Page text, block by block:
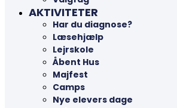
AKTIVITETER
Har du diagnose?
Læsehjælp
Lejrskole
Åbent Hus
Majfest
Camps
Nye elevers dage